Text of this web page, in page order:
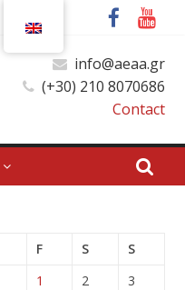
info@aeaa.gr
(+30) 210 8070686
Contact
F S
S
1
2
3